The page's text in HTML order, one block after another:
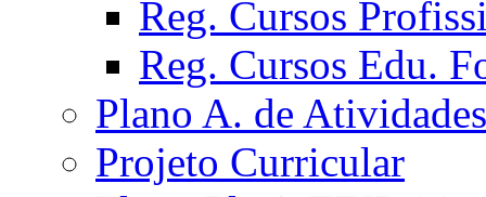
Reg. Cursos
Reg. Cursos Edu.
Plano A. de Atividades
Projeto Curricular